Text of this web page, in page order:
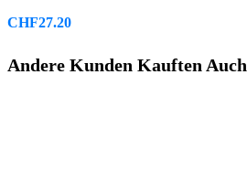
CHF27.20
Andere Kunden Kauften Auch